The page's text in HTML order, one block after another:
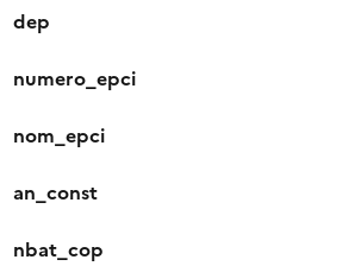
dep
numero_epci
nom_epci
an_const
nbat_cop